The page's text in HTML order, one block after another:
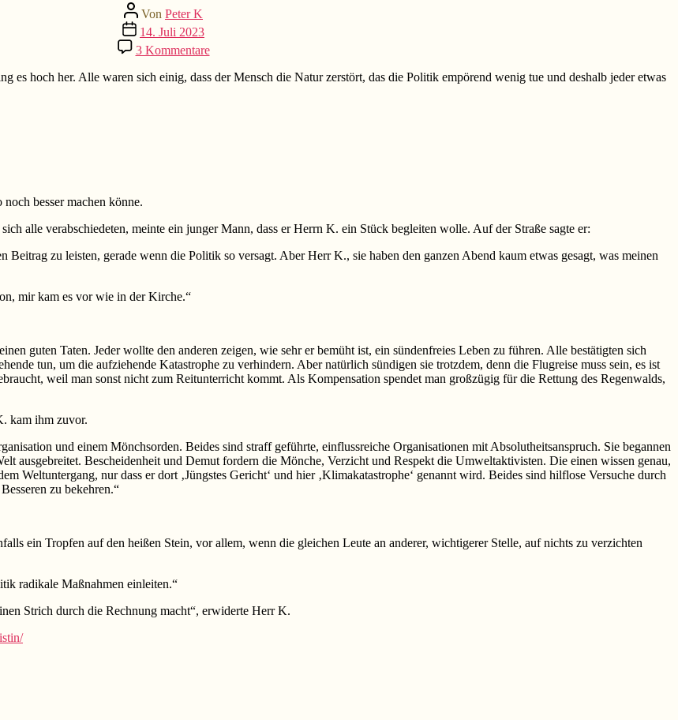
Beitragsautor
Von Peter K
Beitragsdatum
14. Juli 2023
3 Kommentarezu
Herr
K.
es hoch her. Alle waren sich einig, dass der Mensch die Natur zerstört, das die Politik empörend wenig tue und deshalb jeder etwas
besser machen könne.
alle verabschiedeten, meinte ein junger Mann, dass er Herrn K. ein Stück begleiten wolle. Auf der Straße sagte er:
zu leisten, gerade wenn die Politik so versagt. Aber Herr K., sie haben den ganzen Abend kaum etwas gesagt, was meinen
mir kam es vor wie in der Kirche.“
guten Taten. Jeder wollte den anderen zeigen, wie sehr er bemüht ist, ein sündenfreies Leben zu führen. Alle bestätigten sich
tun, um die aufziehende Katastrophe zu verhindern. Aber natürlich sündigen sie trotzdem, denn die Flugreise muss sein, es ist
weil man sonst nicht zum Reitunterricht kommt. Als Kompensation spendet man großzügig für die Rettung des Regenwalds,
kam ihm zuvor.
und einem Mönchsorden. Beides sind straff geführte, einflussreiche Organisationen mit Absolutheitsanspruch. Sie begannen
ausgebreitet. Bescheidenheit und Demut fordern die Mönche, Verzicht und Respekt die Umweltaktivisten. Die einen wissen genau,
Weltuntergang, nur dass er dort ‚Jüngstes Gericht‘ und hier ‚Klimakatastrophe‘ genannt wird. Beides sind hilflose Versuche durch
zu bekehren.“
ein Tropfen auf den heißen Stein, vor allem, wenn die gleichen Leute an anderer, wichtigerer Stelle, auf nichts zu verzichten
radikale Maßnahmen einleiten.“
Strich durch die Rechnung macht“, erwiderte Herr K.